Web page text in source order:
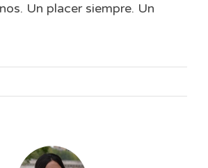
Un placer siempre. Un